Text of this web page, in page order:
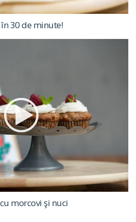
în 30 de minute!
morcovi şi nuci